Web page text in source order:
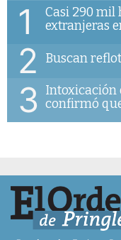
1
Casi 290 mil
extranjeras
2 Buscan
3
Intoxicación
confirmó